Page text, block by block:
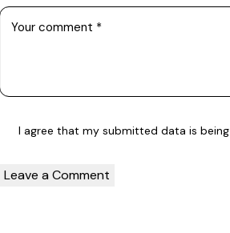
I agree that my submitted data is being